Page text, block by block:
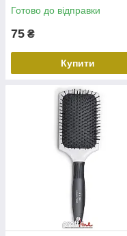
Готово до відправки
75 ₴
Купити